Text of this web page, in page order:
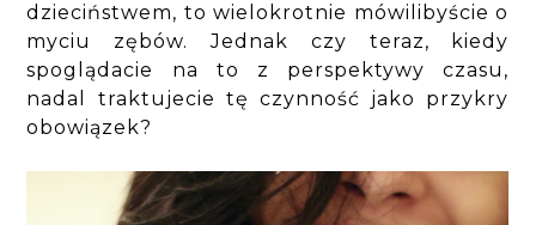
dzieciństwem, to wielokrotnie mówilibyście o
myciu zębów. Jednak czy teraz, kiedy
spoglądacie na to z perspektywy czasu,
nadal traktujecie tę czynność jako przykry
obowiązek?